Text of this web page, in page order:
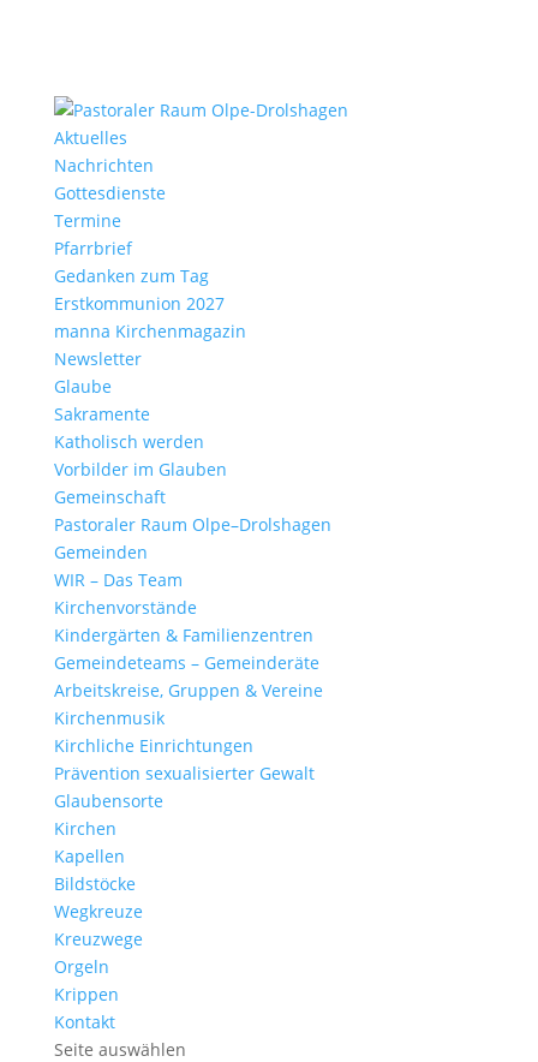
Aktu­elles
Nach­richten
Gottes­dienste
Termine
Pfarr­brief
Gedanken zum Tag
Erst­kom­mu­nion 2027
manna Kirchen­ma­gazin
News­letter
Glaube
Sakra­mente
Katho­lisch werden
Vorbilder im Glauben
Gemein­schaft
Pasto­raler Raum Olpe–Drolshagen
Gemeinden
WIR – Das Team
Kirchen­vor­stände
Kinder­gärten & Familienzentren
Gemein­de­teams – Gemeinderäte
Arbeits­kreise, Gruppen & Vereine
Kirchen­musik
Kirch­liche Einrichtungen
Präven­tion sexua­li­sierter Gewalt
Glau­ben­s­orte
Kirchen
Kapellen
Bild­stöcke
Wegkreuze
Kreuz­wege
Orgeln
Krippen
Kontakt
Seite auswählen